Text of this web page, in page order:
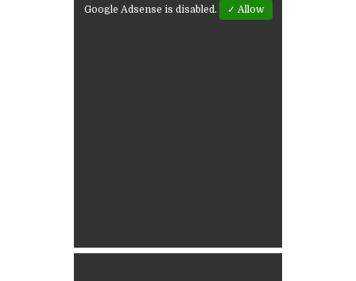
Google Adsense is disabled. ✓ Allow